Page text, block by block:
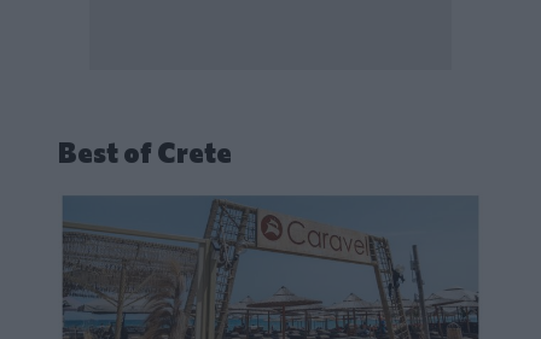
Best of Crete